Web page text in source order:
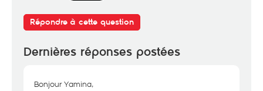
Répondre à cette question
Dernières réponses postées
Bonjour Yamina,